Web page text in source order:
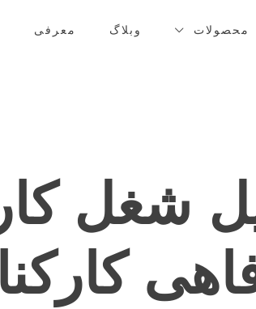
محصولات وبلاگ معرفی
شغل